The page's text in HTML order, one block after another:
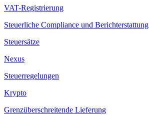
VAT-Registrierung
Steuerliche Compliance und Berichterstattung
Steuersätze
Nexus
Steuerregelungen
Krypto
Grenzüberschreitende Lieferung